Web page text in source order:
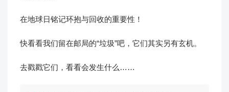
在地球日铭记环抱与回收的重要性！
快看看我们留在邮局的“垃圾”吧，它们其实另有玄机。
去戳戳它们，看看会发生什么……